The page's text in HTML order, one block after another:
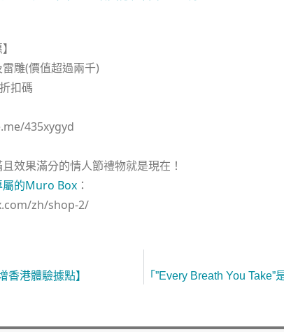
雕(價值超過兩千)
扣碼
435xygyd
效果滿分的情人節禮物就是現在！
屬的Muro Box ：
zh/shop-2/
香港體驗據點】